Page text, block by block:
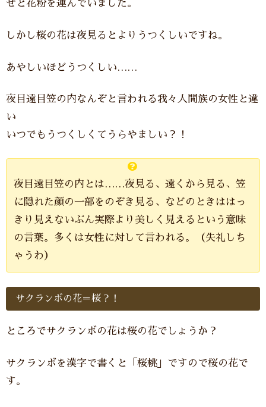
せと花粉を運んでいました。
しかし桜の花は夜見るとよりうつくしいですね。
あやしいほどうつくしい……
夜目遠目笠の内なんぞと言われる我々人間族の女性と違
い
いつでもうつくしくてうらやましい？！
夜目遠目笠の内とは……夜見る、遠くから見る、笠
に隠れた顔の一部をのぞき見る、などのときははっ
きり見えないぶん実際より美しく見えるという意味
の言葉。多くは女性に対して言われる。（失礼しち
ゃうわ）
サクランボの花＝桜？！
ところでサクランボの花は桜の花でしょうか？
サクランボを漢字で書くと「桜桃」ですので桜の花で
す。